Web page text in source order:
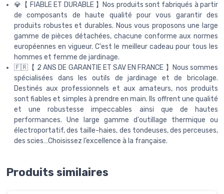
💎【 FIABLE ET DURABLE 】Nos produits sont fabriqués à partir
de composants de haute qualité pour vous garantir des
produits robustes et durables. Nous vous proposons une large
gamme de pièces détachées, chacune conforme aux normes
européennes en vigueur. C'est le meilleur cadeau pour tous les
hommes et femme de jardinage.
🇫🇷【 2 ANS DE GARANTIE ET SAV EN FRANCE 】Nous sommes
spécialisées dans les outils de jardinage et de bricolage.
Destinés aux professionnels et aux amateurs, nos produits
sont fiables et simples à prendre en main. Ils offrent une qualité
et une robustesse impeccables ainsi que de hautes
performances. Une large gamme d'outillage thermique ou
électroportatif, des taille-haies, des tondeuses, des perceuses,
des scies…Choisissez l’excellence à la française.
Produits similaires